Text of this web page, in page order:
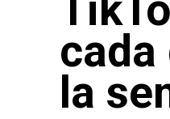
cada
la